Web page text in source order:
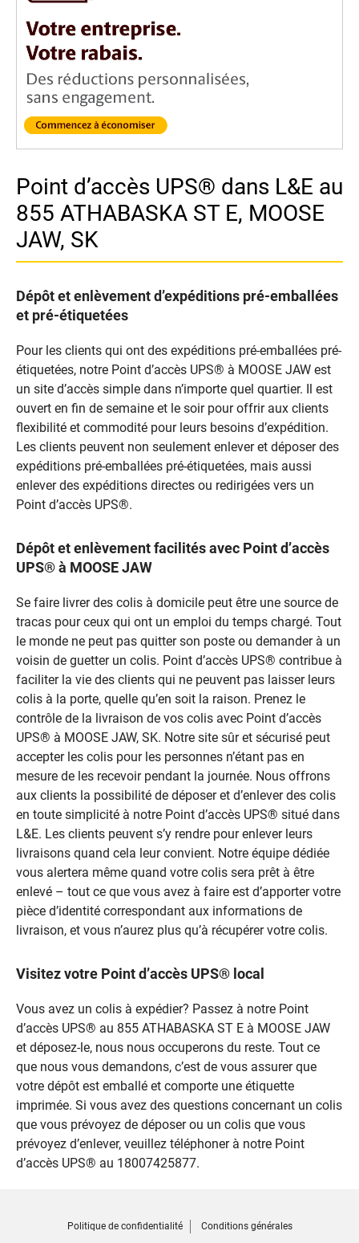
Point d’accès UPS® dans L&E au
855 ATHABASKA ST E, MOOSE
JAW, SK
Dépôt et enlèvement d’expéditions pré-emballées
et pré-étiquetées
Pour les clients qui ont des expéditions pré-emballées pré-
étiquetées, notre Point d’accès UPS® à MOOSE JAW est
un site d’accès simple dans n’importe quel quartier. Il est
ouvert en fin de semaine et le soir pour offrir aux clients
flexibilité et commodité pour leurs besoins d’expédition.
Les clients peuvent non seulement enlever et déposer des
expéditions pré-emballées pré-étiquetées, mais aussi
enlever des expéditions directes ou redirigées vers un
Point d’accès UPS®.
Dépôt et enlèvement facilités avec Point d’accès
UPS® à MOOSE JAW
Se faire livrer des colis à domicile peut être une source de
tracas pour ceux qui ont un emploi du temps chargé. Tout
le monde ne peut pas quitter son poste ou demander à un
voisin de guetter un colis. Point d’accès UPS® contribue à
faciliter la vie des clients qui ne peuvent pas laisser leurs
colis à la porte, quelle qu’en soit la raison. Prenez le
contrôle de la livraison de vos colis avec Point d’accès
UPS® à MOOSE JAW, SK. Notre site sûr et sécurisé peut
accepter les colis pour les personnes n’étant pas en
mesure de les recevoir pendant la journée. Nous offrons
aux clients la possibilité de déposer et d’enlever des colis
en toute simplicité à notre Point d’accès UPS® situé dans
L&E. Les clients peuvent s’y rendre pour enlever leurs
livraisons quand cela leur convient. Notre équipe dédiée
vous alertera même quand votre colis sera prêt à être
enlevé – tout ce que vous avez à faire est d’apporter votre
pièce d’identité correspondant aux informations de
livraison, et vous n’aurez plus qu’à récupérer votre colis.
Visitez votre Point d’accès UPS® local
Vous avez un colis à expédier? Passez à notre Point
d’accès UPS® au 855 ATHABASKA ST E à MOOSE JAW
et déposez-le, nous nous occuperons du reste. Tout ce
que nous vous demandons, c’est de vous assurer que
votre dépôt est emballé et comporte une étiquette
imprimée. Si vous avez des questions concernant un colis
que vous prévoyez de déposer ou un colis que vous
prévoyez d’enlever, veuillez téléphoner à notre Point
d’accès UPS® au 18007425877.
Politique de confidentialité Conditions générales